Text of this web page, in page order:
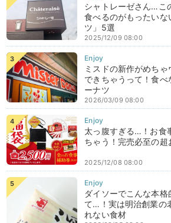
シャトレーゼさん…こ
食べるのがもったいな
ツ」5選
2025/12/09 08:00
ミスドの新作がめち
できちゃうって！食べ
ーナツ
2026/03/09 08:00
太っ腹すぎる…！お食
ちゃう！完売必至の
2025/12/08 08:00
ダイソーでこんな本
て…！実は明治創業の
れない食材